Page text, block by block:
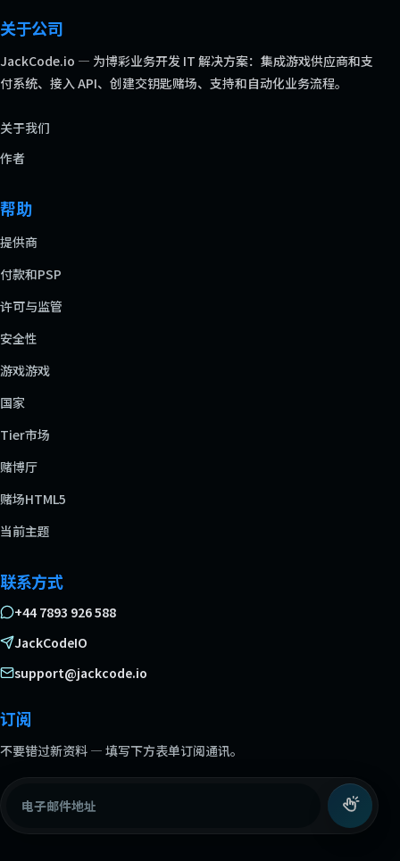
关于公司
JackCode.io — 为博彩业务开发 IT 解决方案：集成游戏供应商和支
付系统、接入 API、创建交钥匙赌场、支持和自动化业务流程。
关于我们
作者
帮助
提供商
付款和PSP
许可与监管
安全性
游戏游戏
国家
Tier市场
赌博厅
赌场HTML5
当前主题
联系方式
+44 7893 926 588
JackCodeIO
support@jackcode.io
订阅
不要错过新资料 — 填写下方表单订阅通讯。